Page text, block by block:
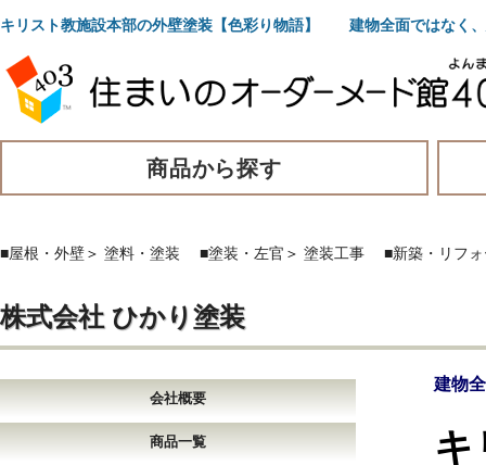
キリスト教施設本部の外壁塗装【色彩り物語】 建物全面ではなく
商品から探す
■屋根・外壁＞ 塗料・塗装 ■塗装・左官 ＞ 塗装工事 ■新築・リフ
株式会社 ひかり塗装
会社概要
商品一覧
建物
キ